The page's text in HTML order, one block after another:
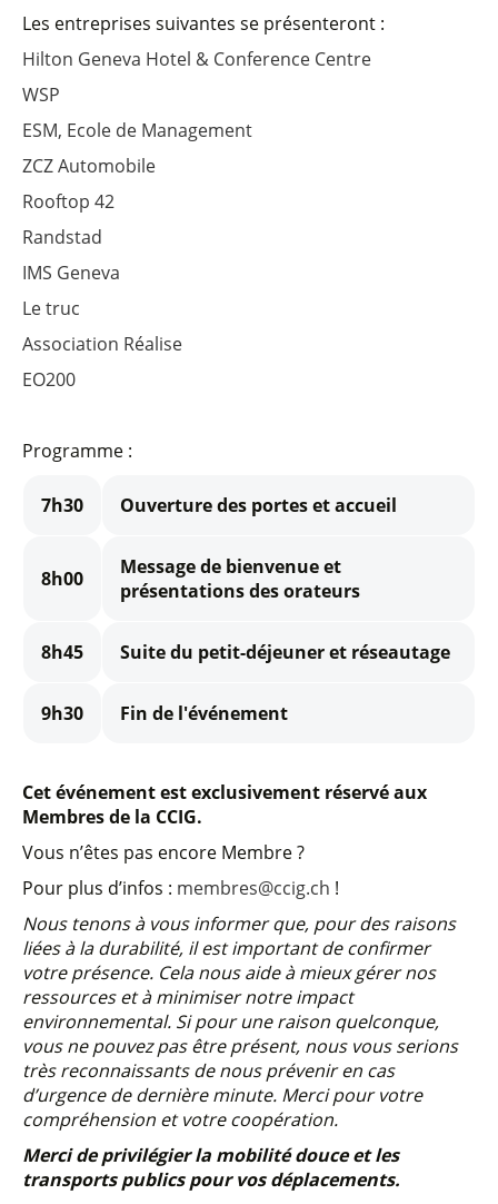
Les entreprises suivantes se présenteront :
Hilton Geneva Hotel & Conference Centre
WSP
ESM, Ecole de Management
ZCZ Automobile
Rooftop 42
Randstad
IMS Geneva
Le truc
Association Réalise
EO200
Programme :
7h30 Ouverture des portes et accueil
8h00
Message de bienvenue et
présentations des orateurs
8h45 Suite du petit-déjeuner et réseautage
9h30 Fin de l'événement
Cet événement est exclusivement réservé aux
Membres de la CCIG.
Vous n’êtes pas encore Membre ?
Pour plus d’infos : membres@ccig.ch !
Nous tenons à vous informer que, pour des raisons
liées à la durabilité, il est important de confirmer
votre présence. Cela nous aide à mieux gérer nos
ressources et à minimiser notre impact
environnemental. Si pour une raison quelconque,
vous ne pouvez pas être présent, nous vous serions
très reconnaissants de nous prévenir en cas
d’urgence de dernière minute. Merci pour votre
compréhension et votre coopération.
Merci de privilégier la mobilité douce et les
transports publics pour vos déplacements.